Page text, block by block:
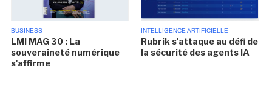
BUSINESS
LMI MAG 30 : La
souveraineté numérique
s'affirme
INTELLIGENCE ARTIFICIELLE
Rubrik s'attaque au défi de
la sécurité des agents IA